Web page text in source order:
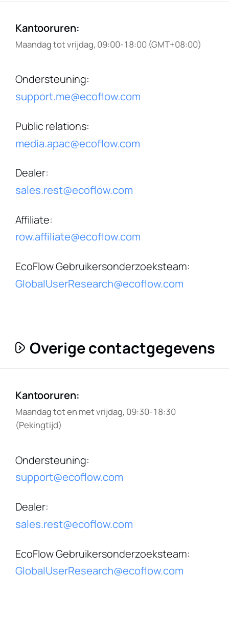
Kantooruren:
Maandag tot vrijdag, 09:00-18:00 (GMT+08:00)
Ondersteuning:
support.me@ecoflow.com
Public relations:
media.apac@ecoflow.com
Dealer:
sales.rest@ecoflow.com
Affiliate:
row.affiliate@ecoflow.com
EcoFlow Gebruikersonderzoeksteam:
GlobalUserResearch@ecoflow.com
Overige contactgegevens
Kantooruren:
Maandag tot en met vrijdag, 09:30-18:30
(Pekingtijd)
Ondersteuning:
support@ecoflow.com
Dealer:
sales.rest@ecoflow.com
EcoFlow Gebruikersonderzoeksteam:
GlobalUserResearch@ecoflow.com